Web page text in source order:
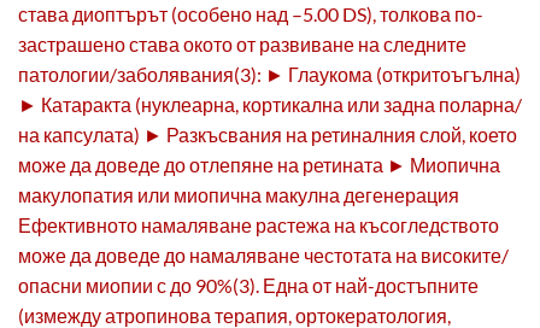
става диоптърът (особено над –5.00 DS), толкова по-
застрашено става окото от развиване на следните
патологии/заболявания(3): ► Глаукома (откритоъгълна)
► Катаракта (нуклеарна, кортикална или задна поларна/
на капсулата) ► Разкъсвания на ретиналния слой, което
може да доведе до отлепяне на ретината ► Миопична
макулопатия или миопична макулна дегенерация
Ефективното намаляване растежа на късогледството
може да доведе до намаляване честотата на високите/
опасни миопии с до 90%(3). Една от най-достъпните
(измежду атропинова терапия, ортокератология,